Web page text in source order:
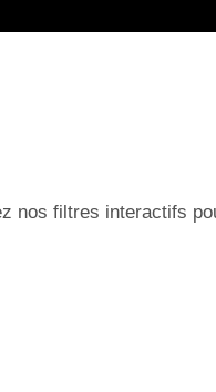
nos filtres interactifs